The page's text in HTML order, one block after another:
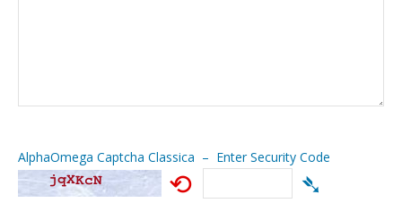
AlphaOmega Captcha Classica – Enter Security Code
⟲ ➴